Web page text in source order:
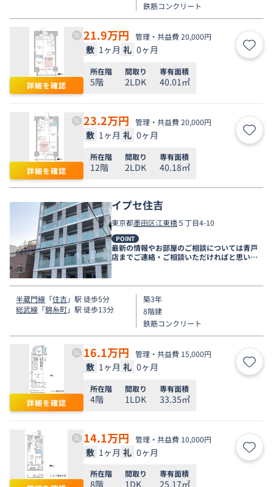
鉄筋コンクリート
詳細を確認
21.9万円 管理・共益費 20,000円
敷 1ヶ月 礼 0ヶ月 お気
所在階
5階
間取り
2LDK
専有面積
40.01㎡
詳細を確認
23.2万円 管理・共益費 20,000円
敷 1ヶ月 礼 0ヶ月 お気
所在階
12階
間取り
2LDK
専有面積
40.18㎡
イプセ住吉
東京都墨田区江東橋５丁目4-10
POINT
最新の情報やお部屋のご相談については青戸
店までご連絡・ご相談いただければと思いま
す。
半蔵門線 「住吉 」駅 徒歩5分
総武線 「錦糸町」駅 徒歩13分
築3年
8階建
鉄筋コンクリート
詳細を確認
16.1万円 管理・共益費 15,000円
敷 1ヶ月 礼 0ヶ月 お気
所在階
4階
間取り
1LDK
専有面積
33.35㎡
14.1万円 管理・共益費 10,000円
敷 1ヶ月 礼 0ヶ月 お気
所在階
8階
間取り
1DK
専有面積
25.17㎡